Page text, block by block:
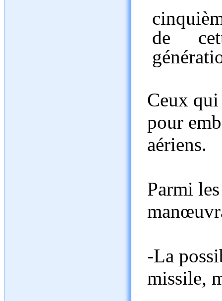
de
Ceux
pour
aériens.
Parmi
-La
missile,